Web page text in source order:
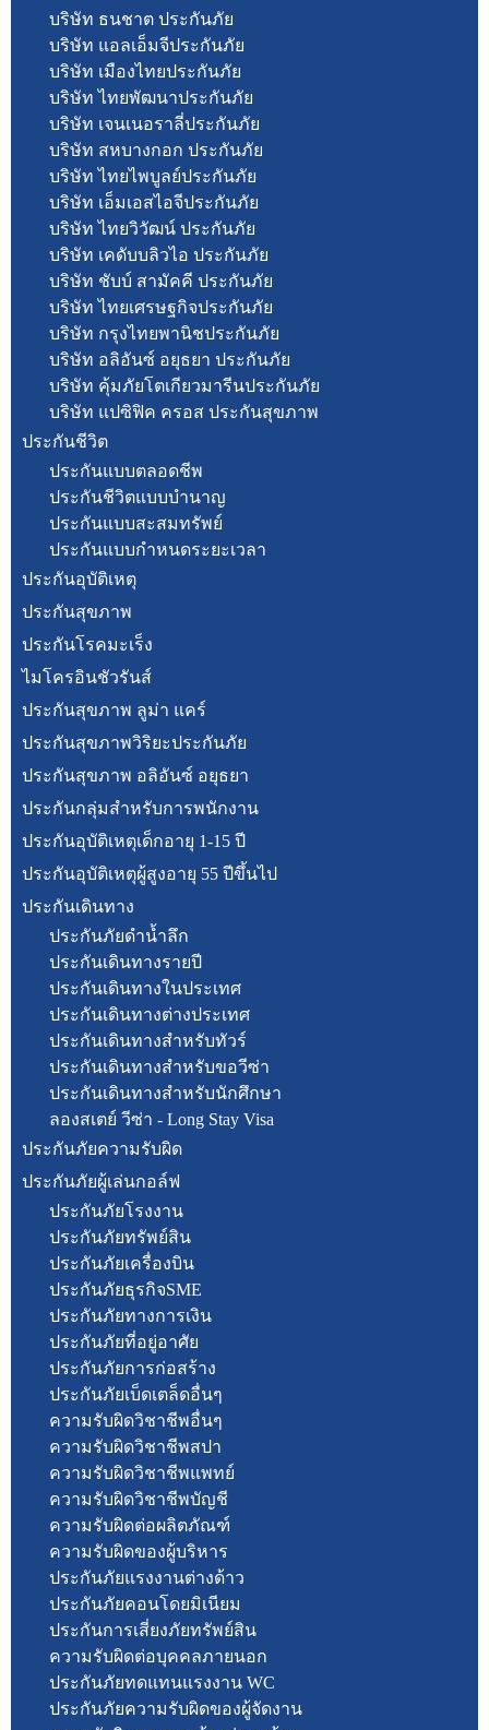
บริษัท ธนชาต ประกันภัย
บริษัท แอลเอ็มจีประกันภัย
บริษัท เมืองไทยประกันภัย
บริษัท ไทยพัฒนาประกันภัย
บริษัท เจนเนอราลี่ประกันภัย
บริษัท สหบางกอก ประกันภัย
บริษัท ไทยไพบูลย์ประกันภัย
บริษัท เอ็มเอสไอจีประกันภัย
บริษัท ไทยวิวัฒน์ ประกันภัย
บริษัท เคดับบลิวไอ ประกันภัย
บริษัท ชับบ์ สามัคคี ประกันภัย
บริษัท ไทยเศรษฐกิจประกันภัย
บริษัท กรุงไทยพานิชประกันภัย
บริษัท อลิอันซ์ อยุธยา ประกันภัย
บริษัท คุ้มภัยโตเกียวมารีนประกันภัย
บริษัท แปซิฟิค ครอส ประกันสุขภาพ
ประกันชีวิต
ประกันแบบตลอดชีพ
ประกันชีวิตแบบบำนาญ
ประกันแบบสะสมทรัพย์
ประกันแบบกำหนดระยะเวลา
ประกันอุบัติเหตุ
ประกันสุขภาพ
ประกันโรคมะเร็ง
ไมโครอินชัวรันส์
ประกันสุขภาพ ลูม่า แคร์
ประกันสุขภาพวิริยะประกันภัย
ประกันสุขภาพ อลิอันซ์ อยุธยา
ประกันกลุ่มสำหรับการพนักงาน
ประกันอุบัติเหตุเด็กอายุ 1-15 ปี
ประกันอุบัติเหตุผู้สูงอายุ 55 ปีขึ้นไป
ประกันเดินทาง
ประกันภัยดำน้ำลึก
ประกันเดินทางรายปี
ประกันเดินทางในประเทศ
ประกันเดินทางต่างประเทศ
ประกันเดินทางสำหรับทัวร์
ประกันเดินทางสำหรับขอวีซ่า
ประกันเดินทางสำหรับนักศึกษา
ลองสเตย์ วีซ่า - Long Stay Visa
ประกันภัยความรับผิด
ประกันภัยผู้เล่นกอล์ฟ
ประกันภัยโรงงาน
ประกันภัยทรัพย์สิน
ประกันภัยเครื่องบิน
ประกันภัยธุรกิจSME
ประกันภัยทางการเงิน
ประกันภัยที่อยู่อาศัย
ประกันภัยการก่อสร้าง
ประกันภัยเบ็ดเตล็ดอื่นๆ
ความรับผิดวิชาชีพอื่นๆ
ความรับผิดวิชาชีพสปา
ความรับผิดวิชาชีพแพทย์
ความรับผิดวิชาชีพบัญชี
ความรับผิดต่อผลิตภัณฑ์
ความรับผิดของผู้บริหาร
ประกันภัยแรงงานต่างด้าว
ประกันภัยคอนโดยมิเนียม
ประกันการเสี่ยงภัยทรัพย์สิน
ความรับผิดต่อบุคคลภายนอก
ประกันภัยทดแทนแรงงาน WC
ประกันภัยความรับผิดของผู้จัดงาน